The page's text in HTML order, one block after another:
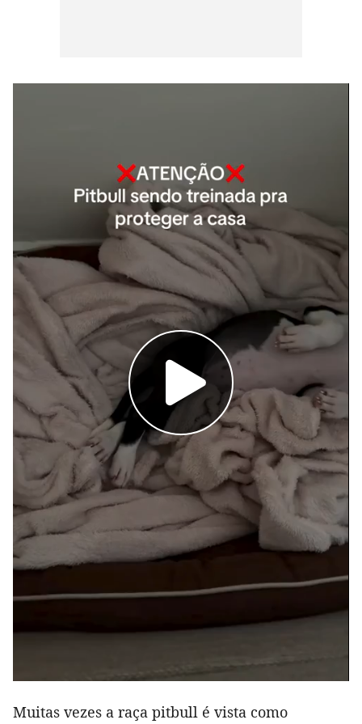
Muitas vezes a raça pitbull é vista como